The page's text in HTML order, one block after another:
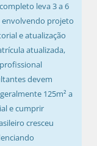
leva 3 a 6
envolvendo projeto
e atualização
atualizada,
devem
125m² a
e cumprir
cresceu